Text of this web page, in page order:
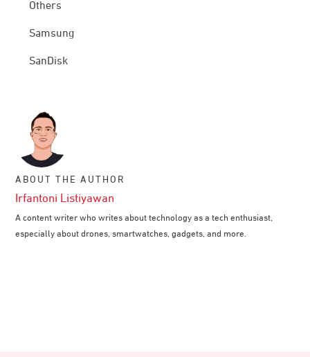
Others
Samsung
SanDisk
ABOUT THE AUTHOR
Irfantoni Listiyawan
A content writer who writes about technology as a tech enthusiast,
especially about drones, smartwatches, gadgets, and more.